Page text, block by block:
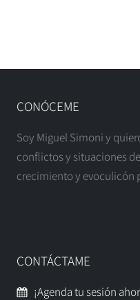
CONÓCEME
Soy Miguel Simoni y
conflictos y situaciones
crecimiento y evoculicón
CONTÁCTAME
¡Agenda tu sesión